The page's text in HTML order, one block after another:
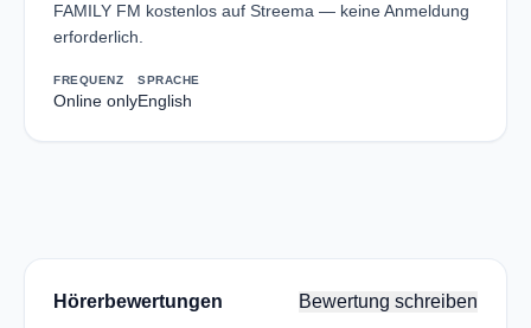
FAMILY FM kostenlos auf Streema — keine Anmeldung
erforderlich.
FREQUENZ
Online only
SPRACHE
English
Hörerbewertungen Bewertung schreiben